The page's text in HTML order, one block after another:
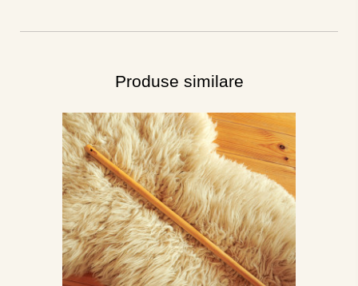
Produse similare